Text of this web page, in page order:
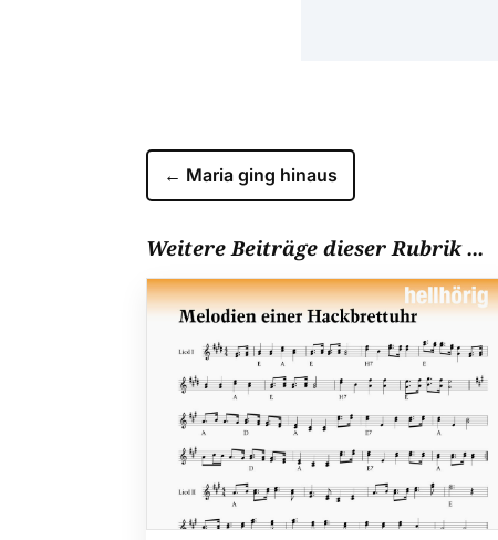
← Maria ging hinaus
Weitere Beiträge dieser Rubrik ...